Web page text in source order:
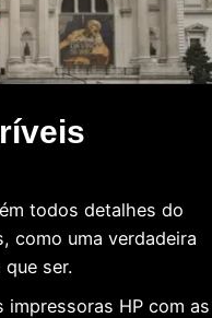
todos detalhes do
como uma verdadeira
ser.
HP com as